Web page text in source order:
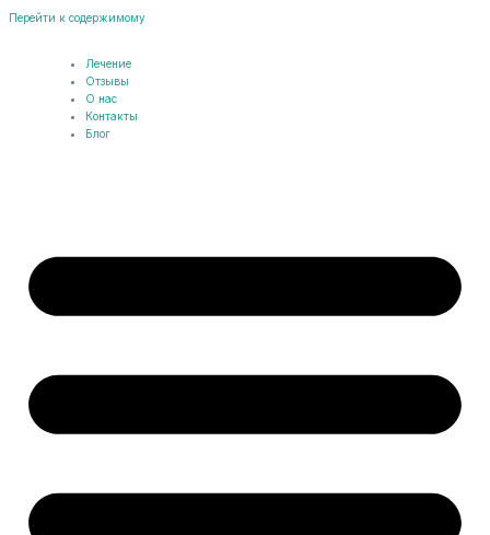
Перейти к содержимому
Лечение
Отзывы
О нас
Контакты
Блог